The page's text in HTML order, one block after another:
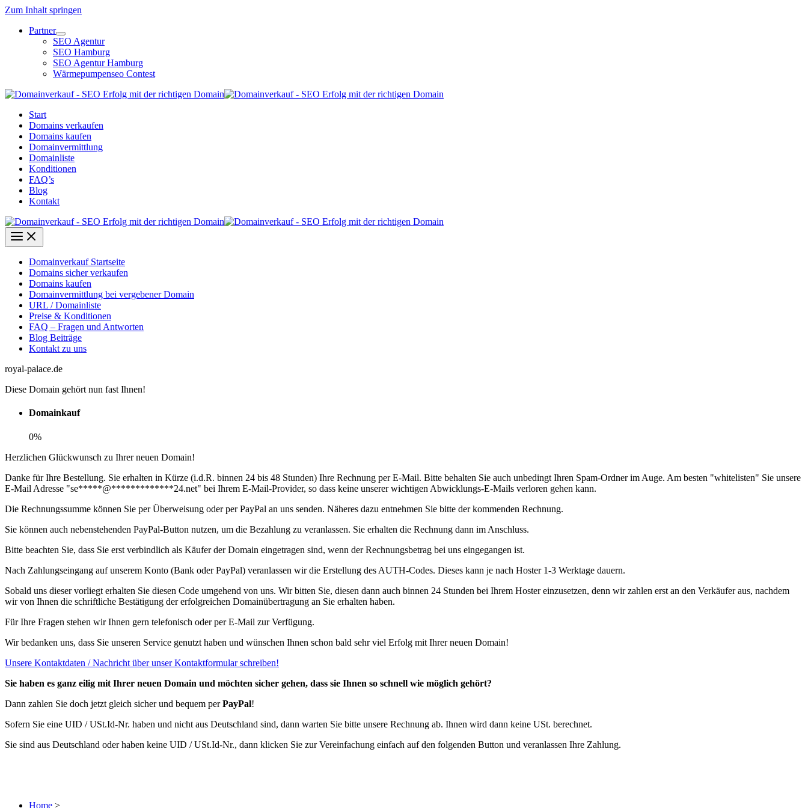
Zum Inhalt springen
Partner
SEO Agentur
SEO Hamburg
SEO Agentur Hamburg
Wärmepumpenseo Contest
Start
Domains verkaufen
Domains kaufen
Domainvermittlung
Domainliste
Konditionen
FAQ’s
Blog
Kontakt
Domainverkauf Startseite
Domains sicher verkaufen
Domains kaufen
Domainvermittlung bei vergebener Domain
URL / Domainliste
Preise & Konditionen
FAQ – Fragen und Antworten
Blog Beiträge
Kontakt zu uns
royal-palace.de
Diese Domain gehört nun fast Ihnen!
Domainkauf
0%
Herzlichen Glückwunsch zu Ihrer neuen Domain!
Danke für Ihre Bestellung. Sie erhalten in Kürze (i.d.R. binnen 24 bis 48 Stunden) Ihre Rechnung per E-Mail. Bitte behalten Sie auch unbedingt Ihren Spam-Ordner im Auge. Am besten "whitelisten" Sie unsere
E-Mail Adresse "se*****@*************24.net" bei Ihrem E-Mail-Provider, so dass keine unserer wichtigen Abwicklungs-E-Mails verloren gehen kann.
Die Rechnungssumme können Sie per Überweisung oder per PayPal an uns senden. Näheres dazu entnehmen Sie bitte der kommenden Rechnung.
Sie können auch nebenstehenden PayPal-Button nutzen, um die Bezahlung zu veranlassen. Sie erhalten die Rechnung dann im Anschluss.
Bitte beachten Sie, dass Sie erst verbindlich als Käufer der Domain eingetragen sind, wenn der Rechnungsbetrag bei uns eingegangen ist.
Nach Zahlungseingang auf unserem Konto (Bank oder PayPal) veranlassen wir die Erstellung des AUTH-Codes. Dieses kann je nach Hoster 1-3 Werktage dauern.
Sobald uns dieser vorliegt erhalten Sie diesen Code umgehend von uns. Wir bitten Sie, diesen dann auch binnen 24 Stunden bei Ihrem Hoster einzusetzen, denn wir zahlen erst an den Verkäufer aus, nachdem
wir von Ihnen die schriftliche Bestätigung der erfolgreichen Domainübertragung an Sie erhalten haben.
Für Ihre Fragen stehen wir Ihnen gern telefonisch oder per E-Mail zur Verfügung.
Wir bedanken uns, dass Sie unseren Service genutzt haben und wünschen Ihnen schon bald sehr viel Erfolg mit Ihrer neuen Domain!
Unsere Kontaktdaten / Nachricht über unser Kontaktformular schreiben!
Sie haben es ganz eilig mit Ihrer neuen Domain und möchten sicher gehen, dass sie Ihnen so schnell wie möglich gehört?
Dann zahlen Sie doch jetzt gleich sicher und bequem perPayPal!
Sofern Sie eine UID / USt.Id-Nr. haben und nicht aus Deutschland sind, dann warten Sie bitte unsere Rechnung ab. Ihnen wird dann keine USt. berechnet.
Sie sind aus Deutschland oder haben keine UID / USt.Id-Nr., dann klicken Sie zur Vereinfachung einfach auf den folgenden Button und veranlassen Ihre Zahlung.
Home >